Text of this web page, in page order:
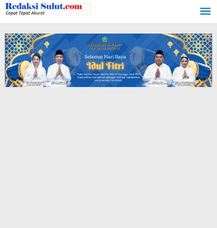
Lewati
ke
konten